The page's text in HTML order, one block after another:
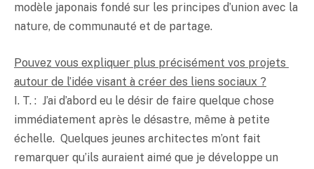
modèle japonais fondé sur les principes d’union avec la
nature, de communauté et de partage.
Pouvez vous expliquer plus précisément vos projets
autour de l’idée visant à créer des liens sociaux ?
I. T. : J’ai d’abord eu le désir de faire quelque chose
immédiatement après le désastre, même à petite
échelle. Quelques jeunes architectes m’ont fait
remarquer qu’ils auraient aimé que je développe un